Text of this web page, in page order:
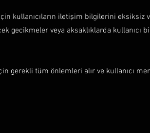
kullanıcıların iletişim bilgilerini eksiksiz
gecikmeler veya aksaklıklarda kullanıcı
gerekli tüm önlemleri alır ve kullanıcı